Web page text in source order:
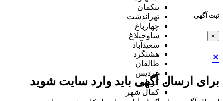
ثبت آگهی
×
×
برای ارسال آگهی باید وارد سایت شوید
تنکمان
تهراندشت
چهارباغ
ساوجبلاغ
سعیدآباد
هشتگرد
طالقان
فردیس
کردان
کمال شهر